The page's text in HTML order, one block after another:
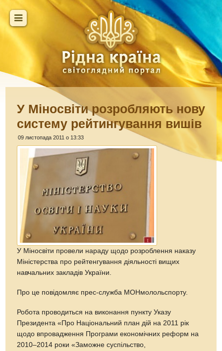
У Міносвіти розробляють нову
систему рейтингування вишів
09 листопада 2011 о 13:33
У Міносвіти провели нараду щодо розроблення наказу
Міністерства про рейтенгування діяльності вищих
навчальних закладів України.
Про це повідомляє прес-служба МОНмолольспорту.
Робота проводиться на виконання пункту Указу
Президента «Про Національний план дій на 2011 рік
щодо впровадження Програми економічних реформ на
2010–2014 роки «Заможне суспільство,